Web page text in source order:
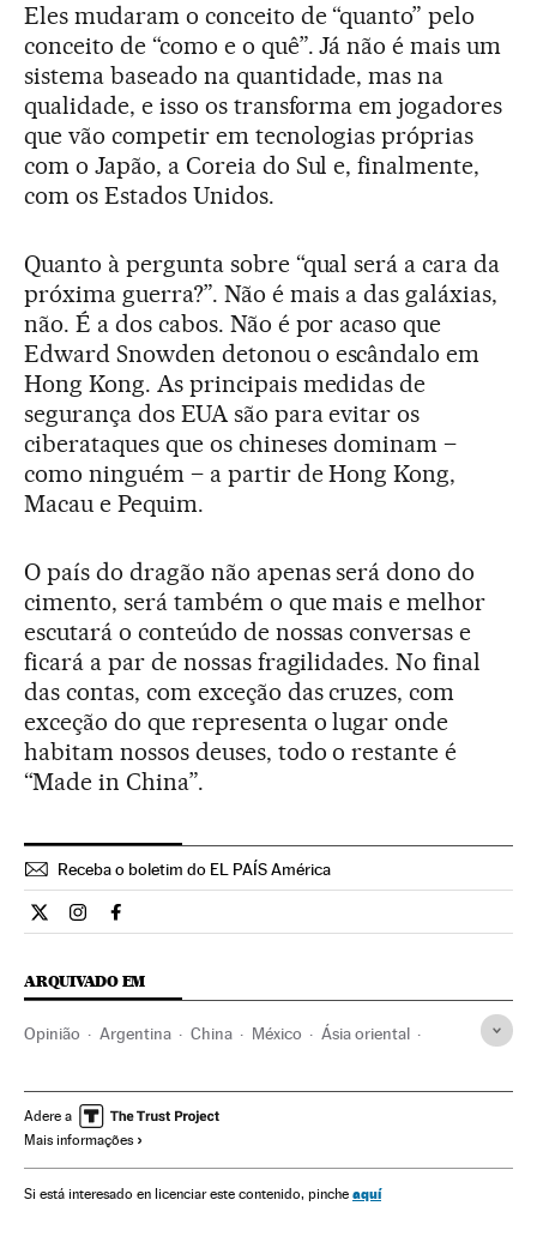
Eles mudaram o conceito de “quanto” pelo
conceito de “como e o quê”. Já não é mais um
sistema baseado na quantidade, mas na
qualidade, e isso os transforma em jogadores
que vão competir em tecnologias próprias
com o Japão, a Coreia do Sul e, finalmente,
com os Estados Unidos.
Quanto à pergunta sobre “qual será a cara da
próxima guerra?”. Não é mais a das galáxias,
não. É a dos cabos. Não é por acaso que
Edward Snowden detonou o escândalo em
Hong Kong. As principais medidas de
segurança dos EUA são para evitar os
ciberataques que os chineses dominam –
como ninguém – a partir de Hong Kong,
Macau e Pequim.
O país do dragão não apenas será dono do
cimento, será também o que mais e melhor
escutará o conteúdo de nossas conversas e
ficará a par de nossas fragilidades. No final
das contas, com exceção das cruzes, com
exceção do que representa o lugar onde
habitam nossos deuses, todo o restante é
“Made in China”.
Receba o boletim do EL PAÍS América
Opiniao El País Brasil en Twitter
Opiniao El País Brasil en Instagram
Opiniao El País Brasil en Facebook
ARQUIVADO EM
Opinião Argentina China México Ásia oriental
Adere a
Mais informações
Si está interesado en licenciar este contenido, pinche aquí